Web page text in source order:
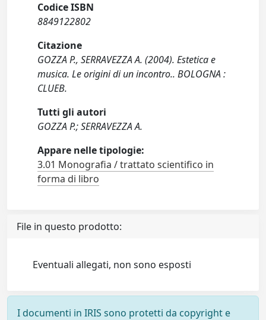
Codice ISBN
8849122802
Citazione
GOZZA P., SERRAVEZZA A. (2004). Estetica e
musica. Le origini di un incontro.. BOLOGNA :
CLUEB.
Tutti gli autori
GOZZA P.; SERRAVEZZA A.
Appare nelle tipologie:
3.01 Monografia / trattato scientifico in
forma di libro
File in questo prodotto:
Eventuali allegati, non sono esposti
I documenti in IRIS sono protetti da copyright e